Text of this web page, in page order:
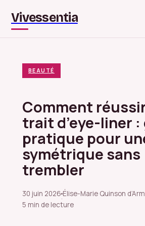
Vivessentia
BEAUTÉ
Comment
trait d’eye-liner :
pratique pour
symétrique sans
trembler
30 juin 2026
·
Élise-Marie Quinson
5 min de lecture